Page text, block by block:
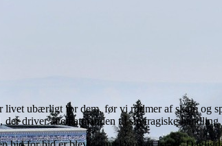
ubærligt for dem, før vi rødmer af skam og
driver attentatmanden til sin tragiske handling.